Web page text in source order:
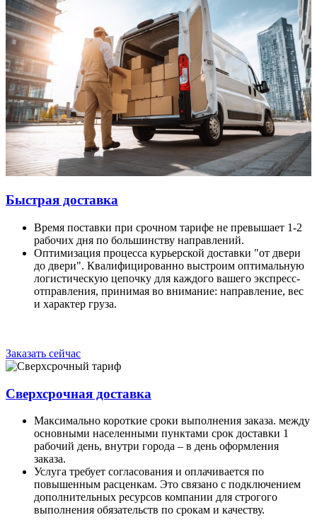
Быстрая доставка
Время поставки при срочном тарифе не превышает 1-2
рабочих дня по большинству направлений.
Оптимизация процесса курьерской доставки "от двери
до двери". Квалифицированно выстроим оптимальную
логистическую цепочку для каждого вашего экспресс-
отправления, принимая во внимание: направление, вес
и характер груза.
Заказать сейчас
Сверхсрочная доставка
Максимально короткие сроки выполнения заказа. между
основными населенными пунктами срок доставки 1
рабочий день, внутри города – в день оформления
заказа.
Услуга требует согласования и оплачивается по
повышенным расценкам. Это связано с подключением
дополнительных ресурсов компании для строгого
выполнения обязательств по срокам и качеству.